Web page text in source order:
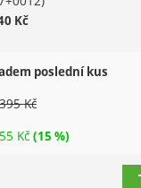
Kč
poslední kus
Kč
Kč (15 %)